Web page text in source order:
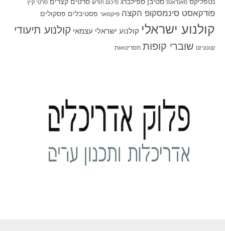
נטפליקס סאנדאנס סטיבן ספילברג סיכום חודש סרטים קצרים סרטי קיץ
פודקאסט סינמסקופ הקצה פיקסאר פסטיבלים פסקולים
קולנוע ישראלי קולנוע ישראלי עצמאי קולנוע תיעודי
קטנוניזם שוברי קופות תסריטאות